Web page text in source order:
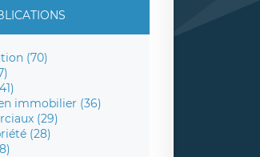
(70)
immobilier (36)
(29)
(28)